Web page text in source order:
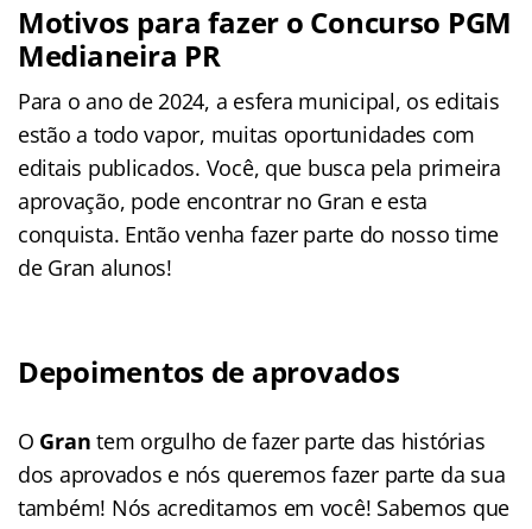
Motivos para fazer o Concurso PGM
Medianeira PR
Para o ano de 2024, a esfera municipal, os editais
estão a todo vapor, muitas oportunidades com
editais publicados. Você, que busca pela primeira
aprovação, pode encontrar no Gran e esta
conquista. Então venha fazer parte do nosso time
de Gran alunos!
Depoimentos de aprovados
O Gran tem orgulho de fazer parte das histórias
dos aprovados e nós queremos fazer parte da sua
também! Nós acreditamos em você! Sabemos que